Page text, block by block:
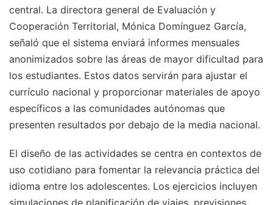
central. La directora general de Evaluación y
Cooperación Territorial, Mónica Domínguez García,
señaló que el sistema enviará informes mensuales
anonimizados sobre las áreas de mayor dificultad para
los estudiantes. Estos datos servirán para ajustar el
currículo nacional y proporcionar materiales de apoyo
específicos a las comunidades autónomas que
presenten resultados por debajo de la media nacional.
El diseño de las actividades se centra en contextos de
uso cotidiano para fomentar la relevancia práctica del
idioma entre los adolescentes. Los ejercicios incluyen
simulaciones de planificación de viajes, previsiones